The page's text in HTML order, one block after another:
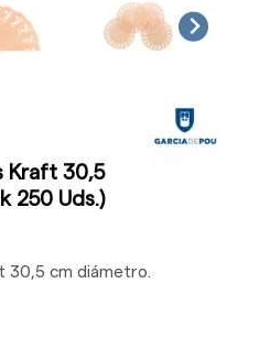
Kraft 30,5
250 Uds.)
30,5 cm diámetro.